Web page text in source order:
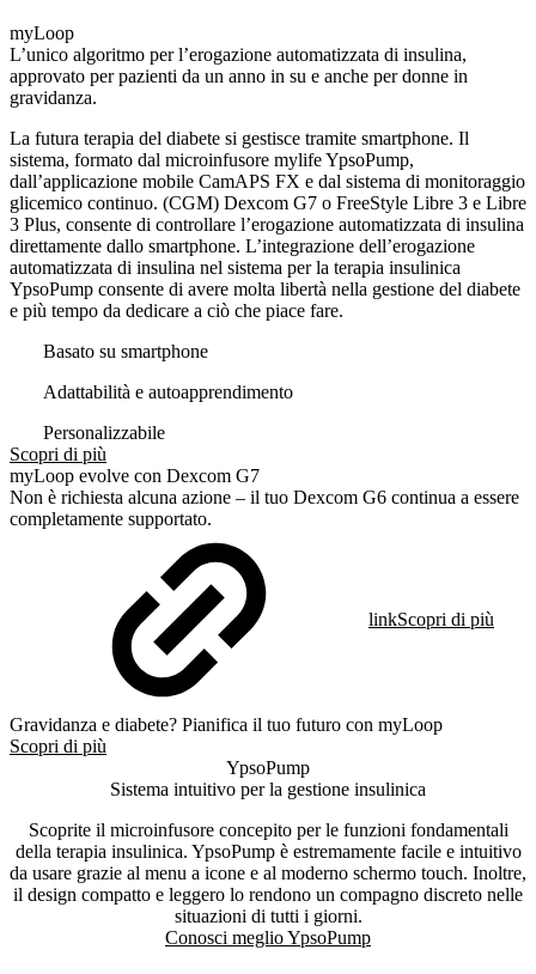
myLoop
L’unico algoritmo per l’erogazione automatizzata di insulina,
approvato per pazienti da un anno in su e anche per donne in
gravidanza.
La futura terapia del diabete si gestisce tramite smartphone. Il
sistema, formato dal microinfusore mylife YpsoPump,
dall’applicazione mobile CamAPS FX e dal sistema di monitoraggio
glicemico continuo. (CGM) Dexcom G7 o FreeStyle Libre 3 e Libre
3 Plus, consente di controllare l’erogazione automatizzata di insulina
direttamente dallo smartphone. L’integrazione dell’erogazione
automatizzata di insulina nel sistema per la terapia insulinica
YpsoPump consente di avere molta libertà nella gestione del diabete
e più tempo da dedicare a ciò che piace fare.
Basato su smartphone
Adattabilità e autoapprendimento
Personalizzabile
Scopri di più
myLoop evolve con Dexcom G7
Non è richiesta alcuna azione – il tuo Dexcom G6 continua a essere
completamente supportato.
linkScopri di più
Gravidanza e diabete? Pianifica il tuo futuro con myLoop
Scopri di più
YpsoPump
Sistema intuitivo per la gestione insulinica
Scoprite il microinfusore concepito per le funzioni fondamentali
della terapia insulinica. YpsoPump è estremamente facile e intuitivo
da usare grazie al menu a icone e al moderno schermo touch. Inoltre,
il design compatto e leggero lo rendono un compagno discreto nelle
situazioni di tutti i giorni.
Conosci meglio YpsoPump